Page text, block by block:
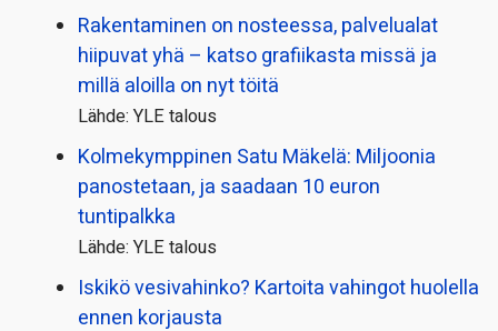
Rakentaminen on nosteessa, palvelualat
hiipuvat yhä – katso grafiikasta missä ja
millä aloilla on nyt töitä
Lähde: YLE talous
Kolmekymppinen Satu Mäkelä: Miljoonia
panostetaan, ja saadaan 10 euron
tuntipalkka
Lähde: YLE talous
Iskikö vesivahinko? Kartoita vahingot huolella
ennen korjausta